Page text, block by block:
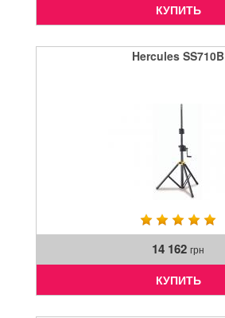
КУПИТЬ
Hercules SS710B
14 162 грн
КУПИТЬ